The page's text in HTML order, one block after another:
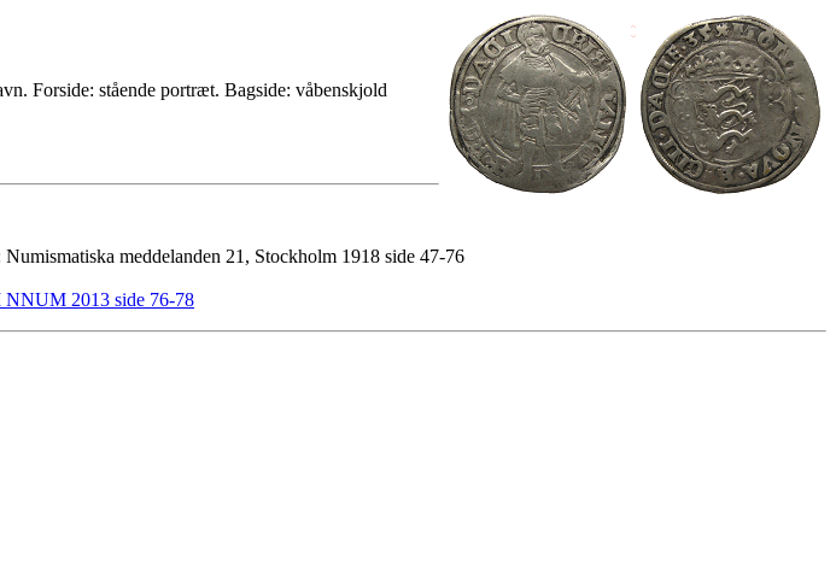
Forside: stående portræt. Bagside: våbenskjold
meddelanden 21, Stockholm 1918 side 47-76
NNUM 2013 side 76-78